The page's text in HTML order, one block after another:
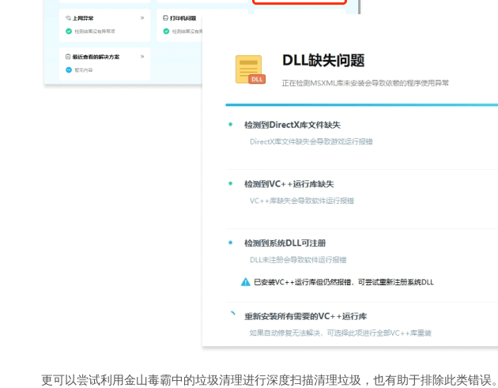
更可以尝试利用金山毒霸中的垃圾清理进行深度扫描清理垃圾，也有助于排除此类错误。